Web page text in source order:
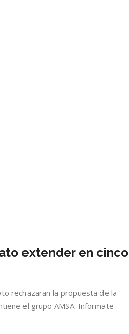
extender en cinco
rechazaran la propuesta de la
el grupo AMSA. Informate